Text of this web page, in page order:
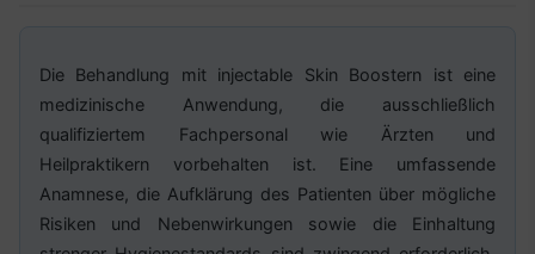
Die Behandlung mit injectable Skin Boostern ist eine
medizinische Anwendung, die ausschließlich
qualifiziertem Fachpersonal wie Ärzten und
Heilpraktikern vorbehalten ist. Eine umfassende
Anamnese, die Aufklärung des Patienten über mögliche
Risiken und Nebenwirkungen sowie die Einhaltung